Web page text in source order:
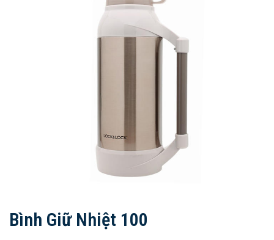
Bình Giữ Nhiệt 100